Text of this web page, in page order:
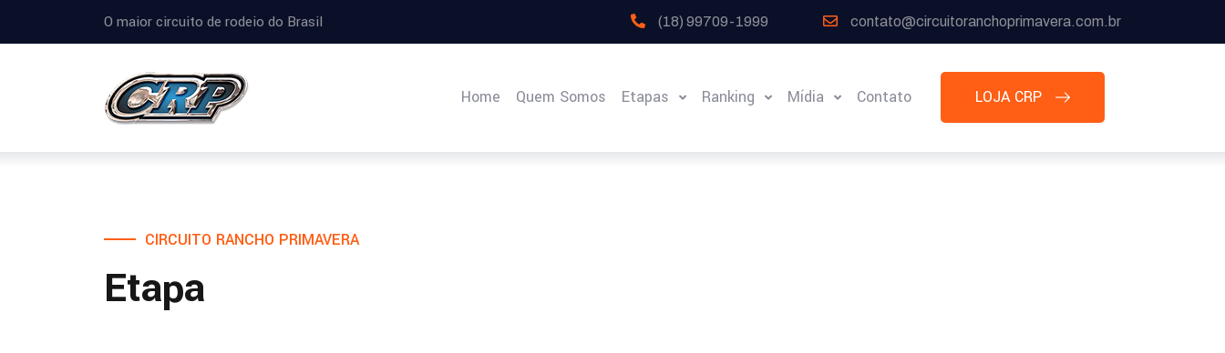
O maior circuito de rodeio do Brasil (18) 99709-1999 contato@circuitoranchoprimavera.com.br
Home Quem Somos Etapas Ranking Mídia Contato LOJA CRP
CIRCUITO RANCHO PRIMAVERA
Etapa